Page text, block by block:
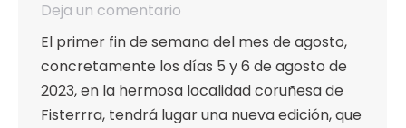
Deja un comentario
El primer fin de semana del mes de agosto,
concretamente los días 5 y 6 de agosto de
2023, en la hermosa localidad coruñesa de
Fisterrra, tendrá lugar una nueva edición, que